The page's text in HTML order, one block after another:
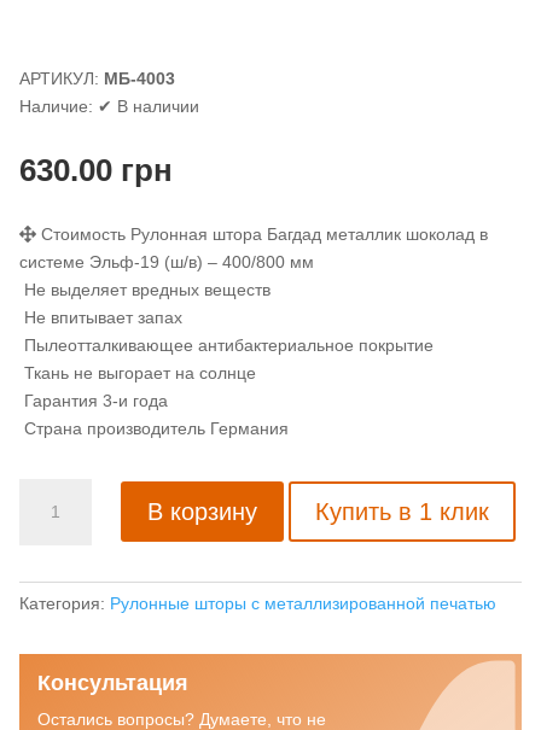
АРТИКУЛ: МБ-4003
Наличие: ✔ В наличии
630.00грн
Стоимость Рулонная штора Багдад металлик шоколад в
системе Эльф-19 (ш/в) – 400/800 мм
Не выделяет вредных веществ
Не впитывает запах
Пылеотталкивающее антибактериальное покрытие
Ткань не выгорает на солнце
Гарантия 3-и года
Страна производитель Германия
товара
Багдад
шоколад
В корзину Купить в 1 клик
Категория: Рулонные шторы с металлизированной печатью
Консультация
Остались вопросы? Думаете, что не